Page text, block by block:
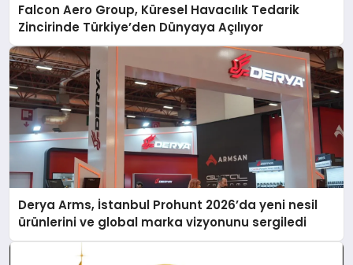
Falcon Aero Group, Küresel Havacılık Tedarik
Zincirinde Türkiye’den Dünyaya Açılıyor
Derya Arms, İstanbul Prohunt 2026’da yeni nesil
ürünlerini ve global marka vizyonunu sergiledi